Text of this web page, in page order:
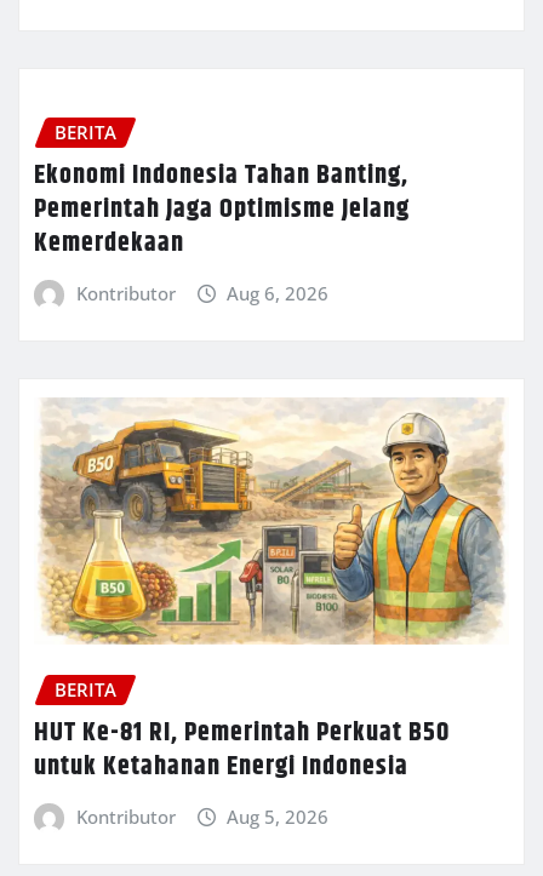
BERITA
Ekonomi Indonesia Tahan Banting,
Pemerintah Jaga Optimisme Jelang
Kemerdekaan
Kontributor Aug 6, 2026
BERITA
HUT Ke-81 RI, Pemerintah Perkuat B50
untuk Ketahanan Energi Indonesia
Kontributor Aug 5, 2026